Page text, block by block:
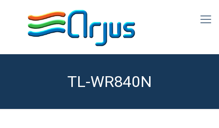
TL-WR840N